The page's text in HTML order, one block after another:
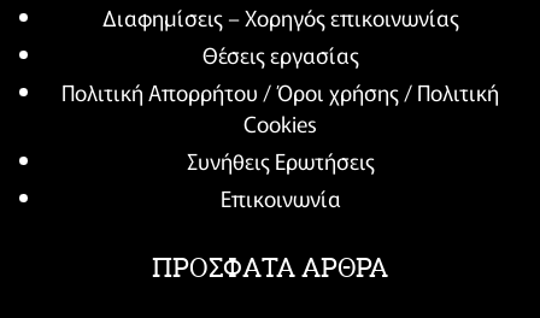
Διαφημίσεις – Χορηγός επικοινωνίας
Θέσεις εργασίας
Πολιτική Απορρήτου / Όροι χρήσης / Πολιτική
Cookies
Συνήθεις Ερωτήσεις
Επικοινωνία
ΠΡΟΣΦΑΤΑ ΑΡΘΡΑ